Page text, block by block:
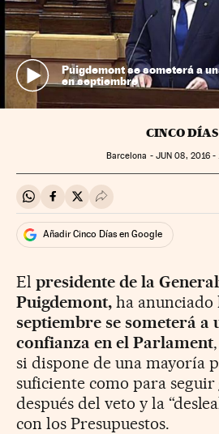
Puigdemont se someterá a
en septiembre
CINCO DÍAS
Barcelona - JUN 08, 2016 -
Compartir en Whatsapp
Compartir en Facebook
Compartir en Twitter
Desplegar Redes
Añadir Cinco Días en Google
El presidente de la
Puigdemont, ha
septiembre se someterá a
confianza en el Parlament
si dispone de una mayoría
suficiente como para
después del veto y la
con los Presupuestos.